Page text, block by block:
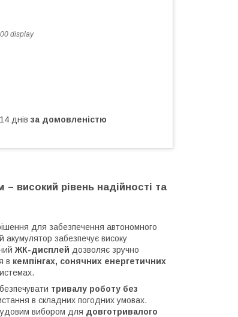
display
днів за домовленістю
високий рівень надійності та
для забезпечення автономного
акумулятор забезпечує високу
ЖК-дисплей дозволяє зручно
в кемпінгах, сонячних енергетичних
тривалу роботу без
в складних погодних умовах.
вибором для довготривалого